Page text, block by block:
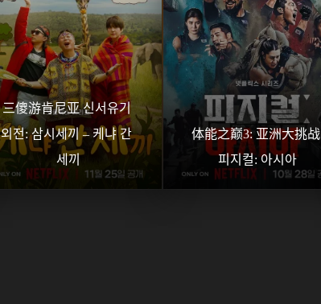
三傻游肯尼亚 신서유기
외전: 삼시세끼 – 케냐 간
세끼
体能之巅3: 亚洲大挑战
피지컬: 아시아